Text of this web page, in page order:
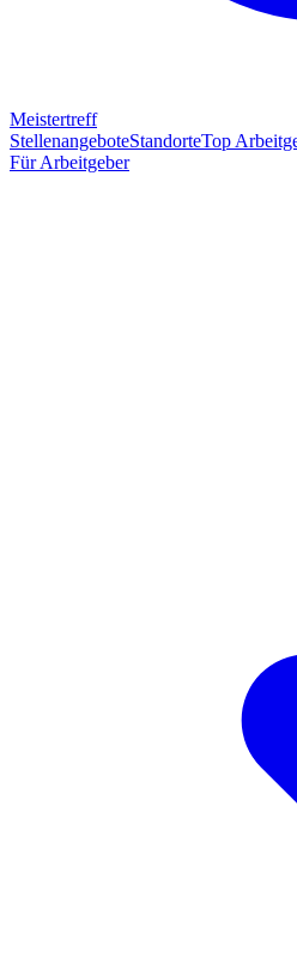
Meistertreff
StellenangeboteStandorteTop
Für Arbeitgeber